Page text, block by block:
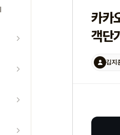
카카
객단
김지